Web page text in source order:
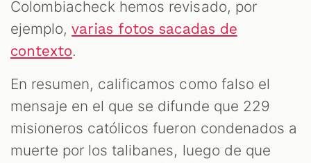
Colombiacheck hemos revisado, por
ejemplo,varias fotos sacadas de
contexto.
En resumen, calificamos como falso el
mensaje en el que se difunde que 229
misioneros católicos fueron condenados a
muerte por los talibanes, luego de que